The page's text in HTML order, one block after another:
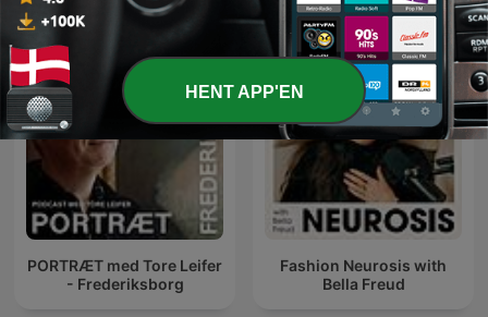
PORTRÆT med Tore Leifer
- Frederiksborg
Fashion Neurosis with
Bella Freud
HENT APP'EN